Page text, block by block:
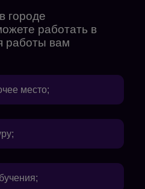
городе
работать в
работы вам
место;